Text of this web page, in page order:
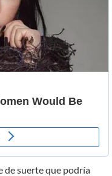
de suerte que podría